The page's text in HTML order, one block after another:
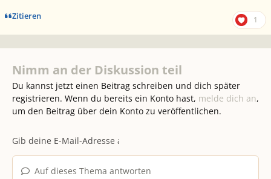
Zitieren 1
Nimm an der Diskussion teil
Du kannst jetzt einen Beitrag schreiben und dich später
registrieren. Wenn du bereits ein Konto hast, melde dich an,
um den Beitrag über dein Konto zu veröffentlichen.
Auf dieses Thema antworten